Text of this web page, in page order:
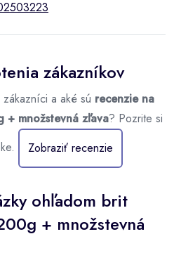
zákazníkov
zákazníci a aké sú recenzie na
+ množstevná zľava? Pozrite si
Zobraziť recenzie
ohľadom brit
+ množstevná